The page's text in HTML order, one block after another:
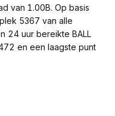
van 1.00B. Op basis
5367 van alle
24 uur bereikte BALL
en een laagste punt